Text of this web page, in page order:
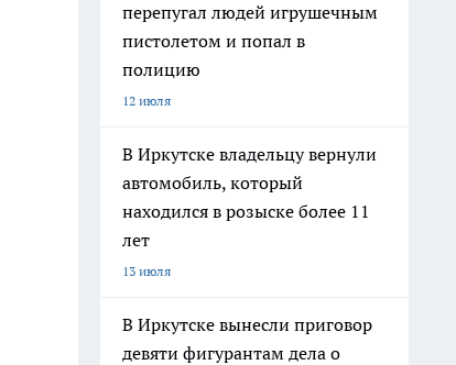
перепугал людей игрушечным
пистолетом и попал в
полицию
12 июля
В Иркутске владельцу вернули
автомобиль, который
находился в розыске более 11
лет
13 июля
В Иркутске вынесли приговор
девяти фигурантам дела о